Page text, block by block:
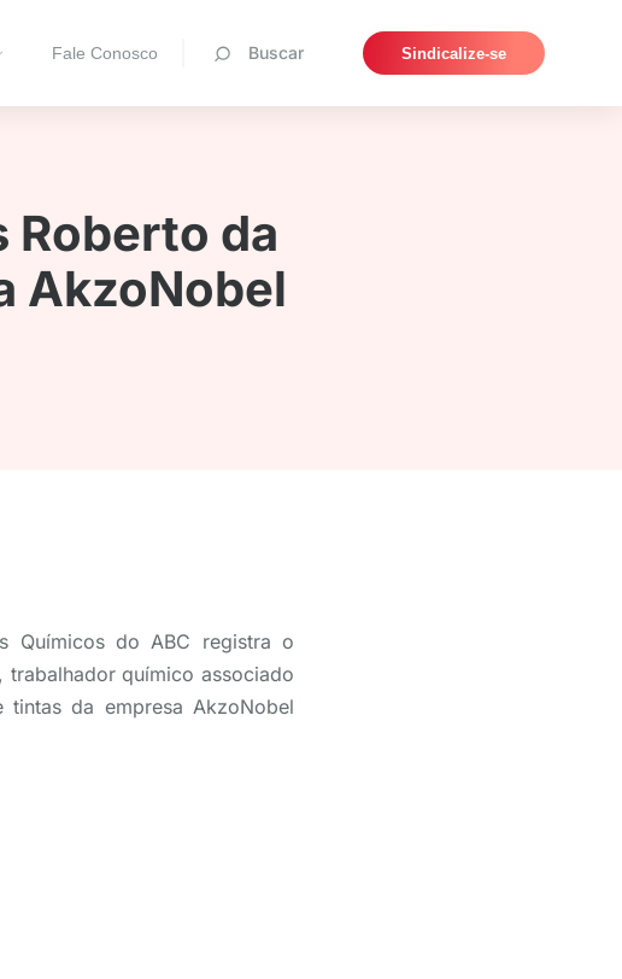
Fale Conosco Buscar Sindicalize-se
Pesquisar
Roberto da
AkzoNobel
Químicos do ABC registra o
trabalhador químico associado
da empresa AkzoNobel